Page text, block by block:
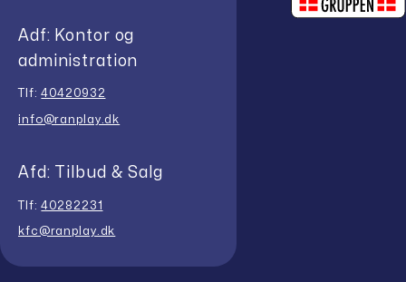
Adf: Kontor og
administration
Tlf:40420932
info@ranplay.dk
Afd: Tilbud & Salg
Tlf:40282231
kfc@ranplay.dk